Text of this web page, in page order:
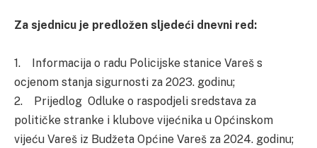
Za sjednicu je predložen sljedeći dnevni red:
1. Informacija o radu Policijske stanice Vareš s
ocjenom stanja sigurnosti za 2023. godinu;
2. Prijedlog Odluke o raspodjeli sredstava za
političke stranke i klubove vijećnika u Općinskom
vijeću Vareš iz Budžeta Općine Vareš za 2024. godinu;